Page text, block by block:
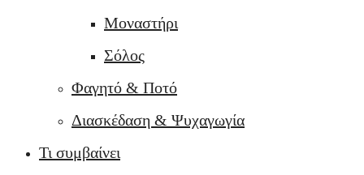
Μοναστήρι
Σόλος
Φαγητό & Ποτό
Διασκέδαση & Ψυχαγωγία
Τι συμβαίνει